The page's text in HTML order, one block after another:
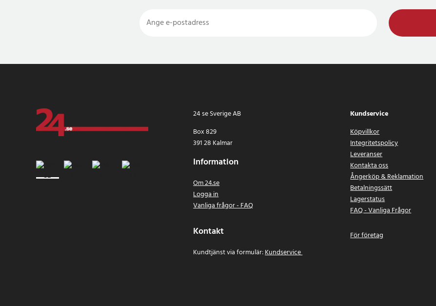
24 se Sverige AB
Box 829
391 28 Kalmar
Information
Om 24.se
Logga in
Vanliga frågor - FAQ
Kontakt
Kundtjänst via formulär:Kundservice
Kundservice
Köpvillkor
Integritetspolicy
Leveranser
Kontakta oss
Ångerköp & Reklamation
Betalningssätt
Lagerstatus
FAQ - Vanliga Frågor
För företag